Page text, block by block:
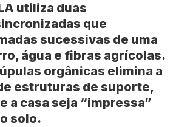
utiliza duas
que
sucessivas de uma
água e fibras agrícolas.
orgânicas elimina a
estruturas de suporte,
a casa seja “impressa”
solo.